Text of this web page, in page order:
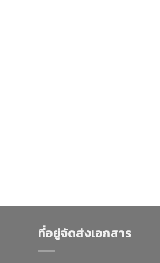
ที่อยู่จัดส่งเอกสาร